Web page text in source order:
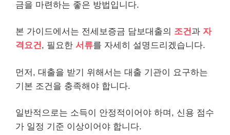
금을 마련하는 좋은 방법입니다.
본 가이드에서는 전세보증금 담보대출의 조건과 자
격요건, 필요한 서류를 자세히 설명드리겠습니다.
먼저, 대출을 받기 위해서는 대출 기관이 요구하는
기본 조건을 충족해야 합니다.
일반적으로는 소득이 안정적이어야 하며, 신용 점수
가 일정 기준 이상이어야 합니다.